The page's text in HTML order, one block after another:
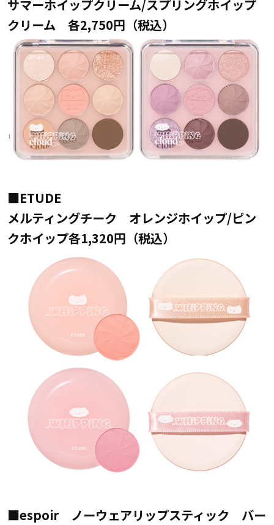
サマーホイップクリーム/スプリングホイップ
クリーム 各2,750円（税込）
■ETUDE
メルティングチーク オレンジホイップ/ピン
クホイップ各1,320円（税込）
■espoir ノーウェアリップスティック バー